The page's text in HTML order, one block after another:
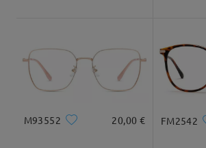
M93552 20,00 € FM2542